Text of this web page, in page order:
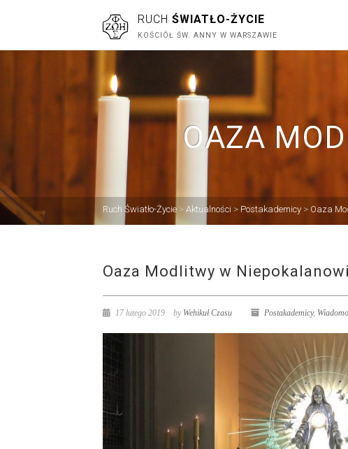
RUCH ŚWIATŁO-ŻYCIE
KOŚCIÓŁ ŚW. ANNY W WARSZAWIE
OAZA
Ruch Światło-Życie > Aktualności > Postakademicy > Oaza
Oaza Modlitwy w
17 lutego 2019 by Wehikuł Czasu Postakademicy,